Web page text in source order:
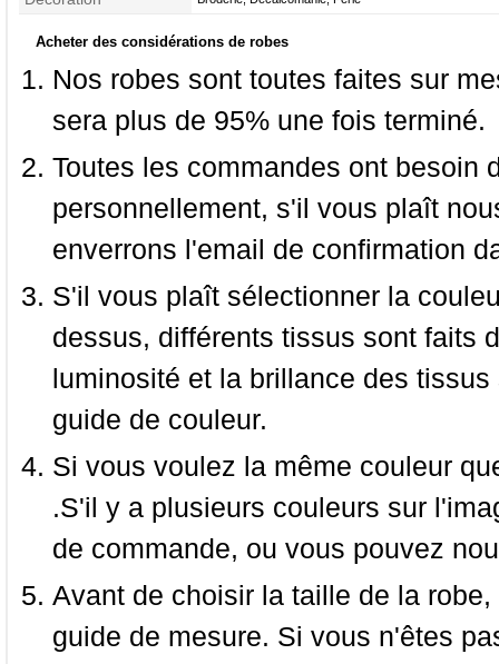
Acheter des considérations de robes
Nos robes sont toutes faites sur
sera plus de 95% une fois terminé.
Toutes les commandes ont besoin
personnellement, s'il vous plaît
enverrons l'email de confirmation
S'il vous plaît sélectionner la
dessus, différents tissus sont faits
luminosité et la brillance des
guide de couleur.
Si vous voulez la même couleur
.S'il y a plusieurs couleurs sur
de commande, ou vous pouvez
Avant de choisir la taille de la
guide de mesure. Si vous n'êtes